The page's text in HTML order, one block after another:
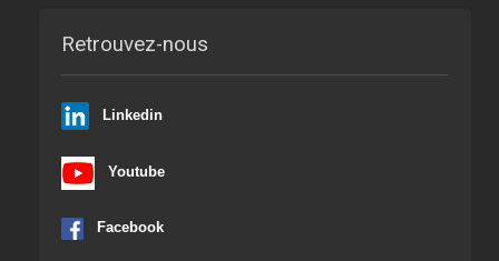
Retrouvez-nous
Linkedin
Youtube
Facebook